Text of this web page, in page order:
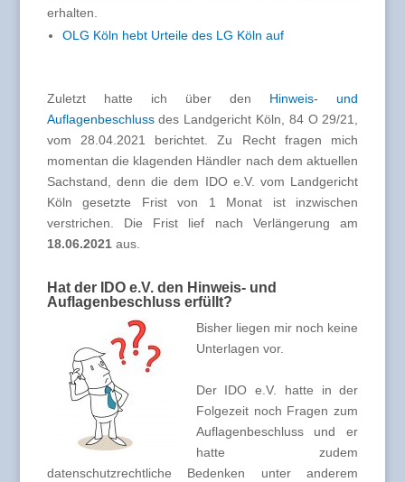
erhalten.
OLG Köln hebt Urteile des LG Köln auf
Zuletzt hatte ich über den Hinweis- und
Auflagenbeschlussdes Landgericht Köln, 84 O 29/21,
vom 28.04.2021 berichtet. Zu Recht fragen mich
momentan die klagenden Händler nach dem aktuellen
Sachstand, denn die dem IDO e.V. vom Landgericht
Köln gesetzte Frist von 1 Monat ist inzwischen
verstrichen. Die Frist lief nach Verlängerung am
18.06.2021aus.
Hat der IDO e.V. den Hinweis- und
Auflagenbeschluss erfüllt?
Bisher liegen mir noch keine
Unterlagen vor.
Der IDO e.V. hatte in der
Folgezeit noch Fragen zum
Auflagenbeschluss und er
hatte zudem
datenschutzrechtliche Bedenken unter anderem